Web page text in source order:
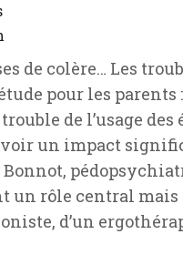
de colère… Les
pour les
de l’usage des
un impact
un rôle central
d’un